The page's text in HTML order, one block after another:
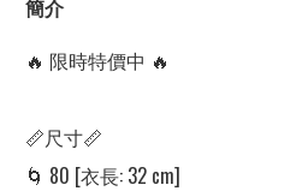
簡介
🔥 限時特價中 🔥
📏尺寸📏
🌀 80 [衣長: 32 cm]